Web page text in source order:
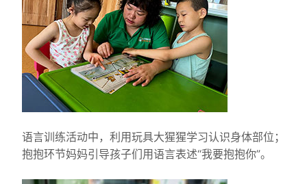
语言训练活动中，利用玩具大猩猩学习认识身体部位；
抱抱环节妈妈引导孩子们用语言表述“我要抱抱你”。